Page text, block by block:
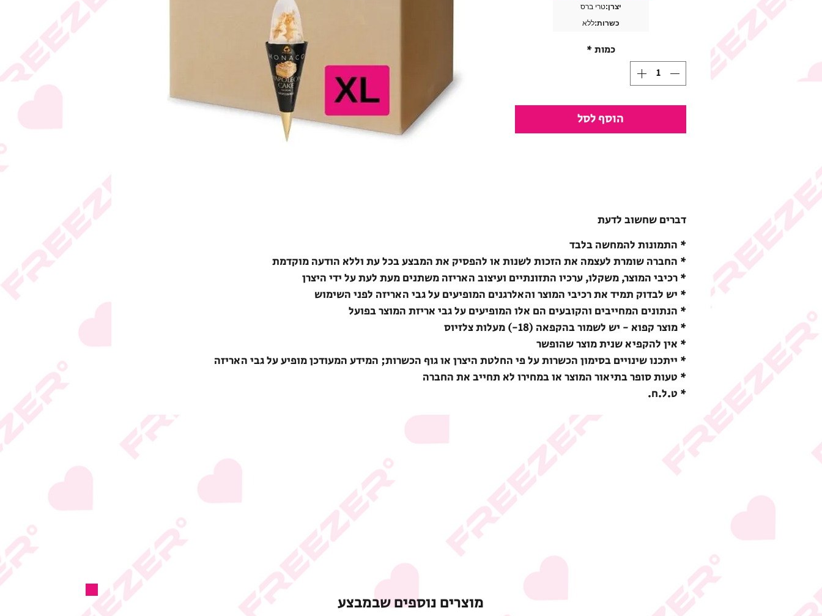
יצרן:טרי ברס
כשרות:ללא
כמות *
הוסף לסל
דברים שחשוב לדעת
* התמונות להמחשה בלבד
* החברה שומרת לעצמה את הזכות לשנות או להפסיק את המבצע בכל עת וללא הודעה מוקדמת
* רכיבי המוצר, משקלו, ערכיו התזונתיים ועיצוב האריזה משתנים מעת לעת על ידי היצרן
* יש לבדוק תמיד את רכיבי המוצר והאלרגנים המופיעים על גבי האריזה לפני השימוש
* הנתונים המחייבים והקובעים הם אלו המופיעים על גבי אריזת המוצר בפועל
* מוצר קפוא - יש לשמור בהקפאה (18-) מעלות צלזיוס
* אין להקפיא שנית מוצר שהופשר
* ייתכנו שינויים בסימון הכשרות על פי החלטת היצרן או גוף הכשרות; המידע המעודכן מופיע על גבי האריזה
* טעות סופר בתיאור המוצר או במחירו לא תחייב את החברה
* ט.ל.ח.
מוצרים נוספים שבמבצע